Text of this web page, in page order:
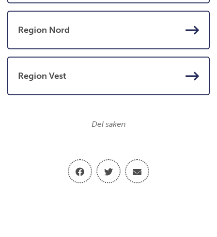
Region Nord
Region Vest
Del saken